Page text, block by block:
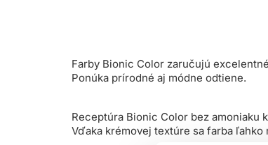
Farby Bionic Color zaručujú
Ponúka prírodné aj módne odtiene.
Receptúra Bionic Color bez
Vďaka krémovej textúre sa farba ľahko